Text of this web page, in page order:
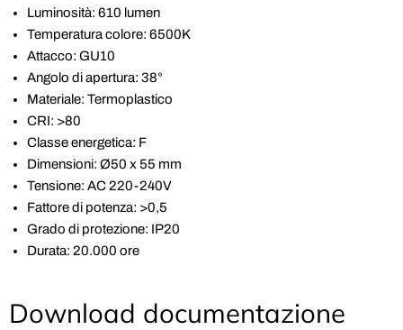
Luminosità: 610 lumen
Temperatura colore: 6500K
Attacco: GU10
Angolo di apertura: 38°
Materiale: Termoplastico
CRI: >80
Classe energetica: F
Dimensioni: Ø50 x 55 mm
Tensione: AC 220-240V
Fattore di potenza: >0,5
Grado di protezione: IP20
Durata: 20.000 ore
Download documentazione